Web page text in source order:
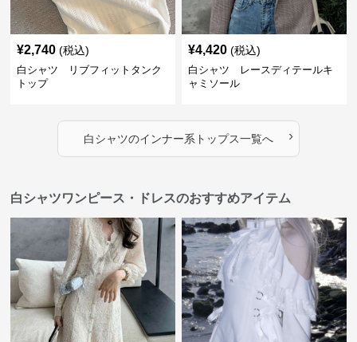
¥2,740 (税込)
白シャツ リブフィットタンク
トップ
¥4,420 (税込)
白シャツ レースディテールキ
ャミソール
白シャツのインナー系トップス一覧へ ›
白シャツワンピース・ドレスのおすすめアイテム